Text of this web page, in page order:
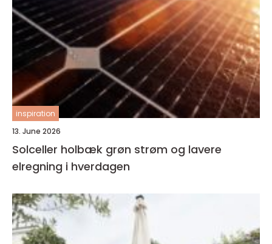
inspiration
13. June 2026
Solceller holbæk grøn strøm og lavere
elregning i hverdagen